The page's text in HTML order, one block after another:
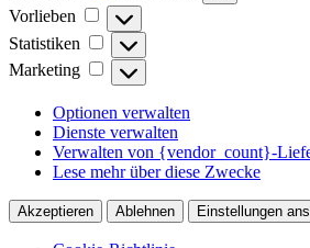
Vorlieben
Vorlieben
Statistiken
Statistiken
Marketing
Marketing
Optionen verwalten
Dienste verwalten
Verwalten von {vendor_count}-
Lese mehr über diese Zwecke
Akzeptieren Ablehnen Einstellungen